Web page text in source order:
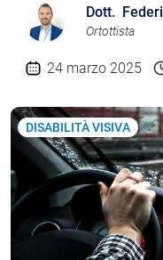
Dott.
Ortottista
24 marzo 2025
DISABILITÀ VISIVA